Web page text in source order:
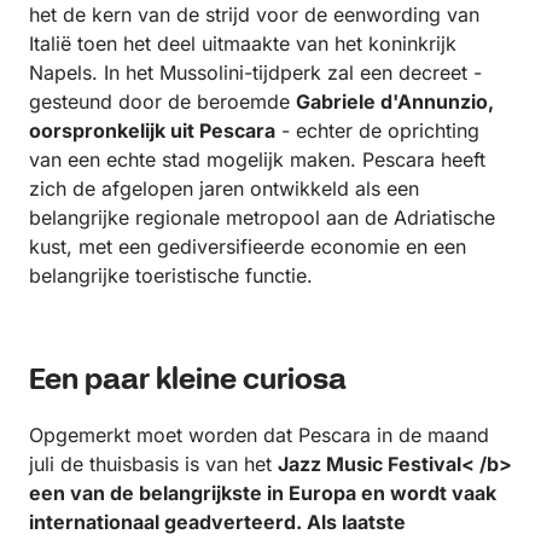
het de kern van de strijd voor de eenwording van
Italië toen het deel uitmaakte van het koninkrijk
Napels. In het Mussolini-tijdperk zal een decreet -
gesteund door de beroemde Gabriele d'Annunzio,
oorspronkelijk uit Pescara - echter de oprichting
van een echte stad mogelijk maken. Pescara heeft
zich de afgelopen jaren ontwikkeld als een
belangrijke regionale metropool aan de Adriatische
kust, met een gediversifieerde economie en een
belangrijke toeristische functie.
Een paar kleine curiosa
Opgemerkt moet worden dat Pescara in de maand
juli de thuisbasis is van het Jazz Music Festival< /b>
een van de belangrijkste in Europa en wordt vaak
internationaal geadverteerd. Als laatste